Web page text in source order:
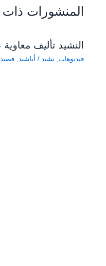
المنشورات ذات
النشيد تأليف
فيديوهات نشيد / أناشيد